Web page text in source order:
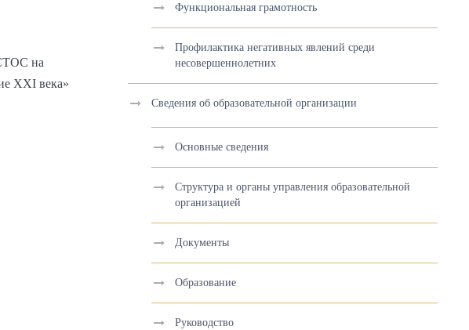
на
XXI века»
Функциональная грамотность
Профилактика негативных явлений среди
несовершеннолетних
Сведения об образовательной организации
Основные сведения
Структура и органы управления образовательной
организацией
Документы
Образование
Руководство